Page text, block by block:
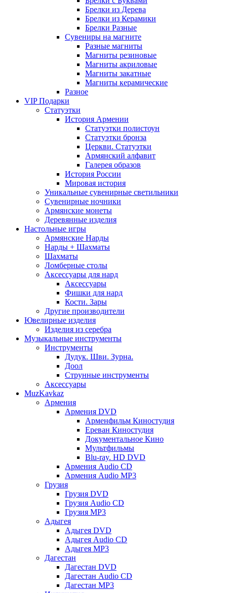
Брелки из Дерева
Брелки из Керамики
Брелки Разные
Сувениры на магните
Разные магниты
Магниты резиновые
Магниты акриловые
Магниты закатные
Магниты керамические
Разное
VIP Подарки
Статуэтки
История Армении
Статуэтки полистоун
Статуэтки бронза
Церкви. Статуэтки
Армянский алфавит
Галерея образов
История России
Мировая история
Уникальные сувенирные светильники
Сувенирные ночники
Армянские монеты
Деревянные изделия
Настольные игры
Армянские Нарды
Нарды + Шахматы
Шахматы
Ломберные столы
Аксессуары для нард
Аксессуары
Фишки для нард
Кости. Зары
Другие производители
Ювелирные изделия
Изделия из серебра
Музыкальные инструменты
Инструменты
Дудук. Шви. Зурна.
Доол
Струнные инструменты
Аксессуары
MuzKavkaz
Армения
Армения DVD
Арменфильм Киностудия
Ереван Киностудия
Документальное Кино
Мультфильмы
Blu-ray. HD DVD
Армения Audio CD
Армения Audio MP3
Грузия
Грузия DVD
Грузия Audio CD
Грузия MP3
Адыгея
Адыгея DVD
Адыгея Audio CD
Адыгея MP3
Дагестан
Дагестан DVD
Дагестан Audio CD
Дагестан MP3